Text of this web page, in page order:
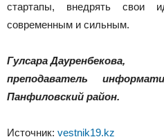
стартапы, внедрять свои
современным и сильным.
Гулсара Дауренбекова,
преподаватель
Панфиловский район.
Источник: vestnik19.kz